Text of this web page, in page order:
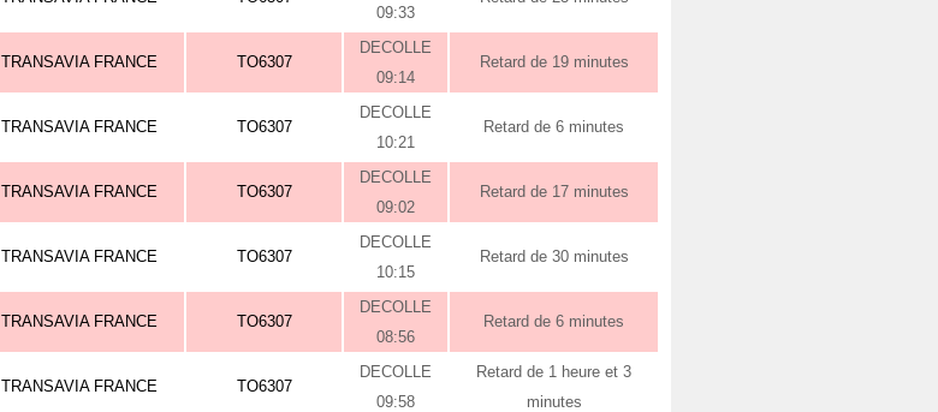
09:33
TRANSAVIA FRANCE TO6307
DECOLLE
09:14
Retard de 19 minutes
TRANSAVIA FRANCE TO6307
DECOLLE
10:21
Retard de 6 minutes
TRANSAVIA FRANCE TO6307
DECOLLE
09:02
Retard de 17 minutes
TRANSAVIA FRANCE TO6307
DECOLLE
10:15
Retard de 30 minutes
TRANSAVIA FRANCE TO6307
DECOLLE
08:56
Retard de 6 minutes
TRANSAVIA FRANCE TO6307
DECOLLE
09:58
Retard de 1 heure et 3
minutes